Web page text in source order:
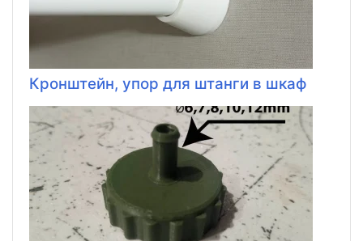
Кронштейн, упор для штанги в шкаф